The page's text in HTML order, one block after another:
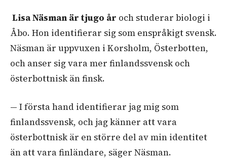
Lisa Näsman är tjugo år och studerar biologi i
Åbo. Hon identifierar sig som enspråkigt svensk.
Näsman är uppvuxen i Korsholm, Österbotten,
och anser sig vara mer finlandssvensk och
österbottnisk än finsk.
— I första hand identifierar jag mig som
finlandssvensk, och jag känner att vara
österbottnisk är en större del av min identitet
än att vara finländare, säger Näsman.